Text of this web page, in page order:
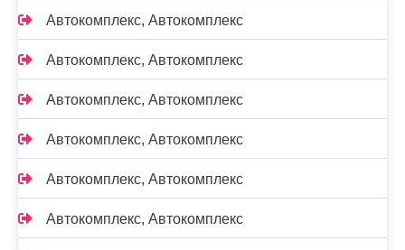
Автокомплекс, Автокомплекс
Автокомплекс, Автокомплекс
Автокомплекс, Автокомплекс
Автокомплекс, Автокомплекс
Автокомплекс, Автокомплекс
Автокомплекс, Автокомплекс